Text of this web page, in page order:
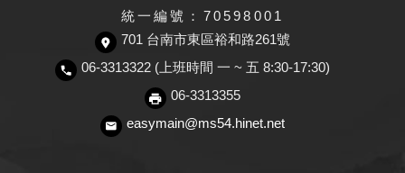
統一編號：70598001
701 台南市東區裕和路261號
06-3313322 (上班時間 一 ~ 五 8:30-17:30)
06-3313355
easymain@ms54.hinet.net